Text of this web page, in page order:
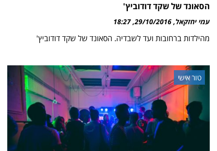
הסאונד של שקד דודוביץ'
עמי יחזקאל 29/10/2016
18:27
מהילדות ברחובות ועד לשבדיה. הסאונד של שקד דודוביץ'
טור אישי